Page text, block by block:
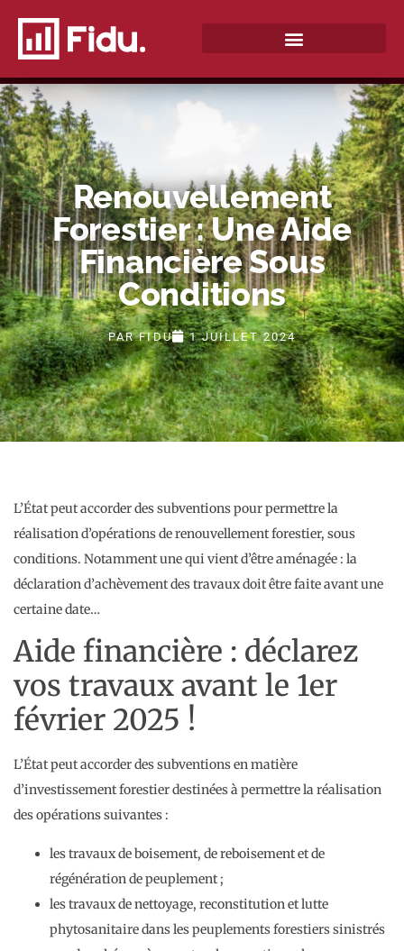
Renouvellement
Forestier : Une Aide
Financière Sous
Conditions
PARFIDU 1 JUILLET 2024
L’État peut accorder des subventions pour permettre la
réalisation d’opérations de renouvellement forestier, sous
conditions. Notamment une qui vient d’être aménagée : la
déclaration d’achèvement des travaux doit être faite avant une
certaine date…
Aide financière : déclarez
vos travaux avant le 1er
février 2025 !
L’État peut accorder des subventions en matière
d’investissement forestier destinées à permettre la réalisation
des opérations suivantes :
les travaux de boisement, de reboisement et de
régénération de peuplement ;
les travaux de nettoyage, reconstitution et lutte
phytosanitaire dans les peuplements forestiers sinistrés